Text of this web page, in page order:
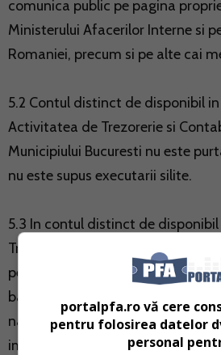
comunica public pe pagina
Ministerului Afacerilor Interne si
Romaniei, precum si pe alte cai
5.2 Contul distinct de disponibil
Activitatea de Trezorerie si
Municipiului Bucuresti nu este
nu este supus executarii silite.
5.3 In contul distinct de disponibil
Trezoreria Statului potrivit pct 5.1
persoanele fizice pot achita sume
bancar, precum si online prin
national electronic de plata" -
implementat, administrat si
portalpfa.ro vă cere
pentru folosirea datelor
personal